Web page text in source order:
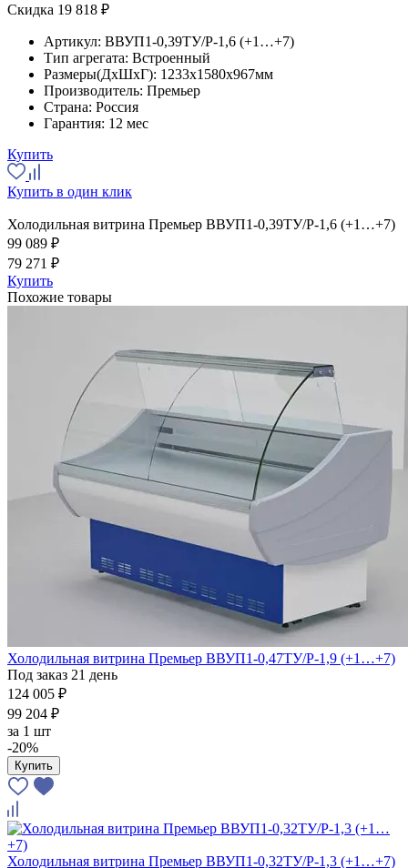
Скидка 19 818 ₽
Артикул: ВВУП1-0,39ТУ/Р-1,6 (+1…+7)
Тип агрегата: Встроенный
Размеры(ДхШхГ): 1233x1580x967мм
Производитель: Премьер
Страна: Россия
Гарантия: 12 мес
Купить
Купить в один клик
Холодильная витрина Премьер ВВУП1-0,39ТУ/Р-1,6 (+1…+7)
99 089 ₽
79 271 ₽
Купить
Похожие товары
Холодильная витрина Премьер ВВУП1-0,47ТУ/Р-1,9 (+1…+7)
Под заказ 21 день
124 005 ₽
99 204 ₽
за 1 шт
-20%
Купить
Холодильная витрина Премьер ВВУП1-0,32ТУ/Р-1,3 (+1…+7)